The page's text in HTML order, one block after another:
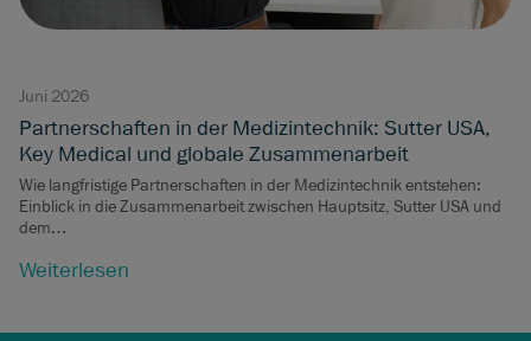
Juni 2026
Partnerschaften in der Medizintechnik: Sutter USA,
Key Medical und globale Zusammenarbeit
Wie langfristige Partnerschaften in der Medizintechnik entstehen:
Einblick in die Zusammenarbeit zwischen Hauptsitz, Sutter USA und
dem…
Weiterlesen